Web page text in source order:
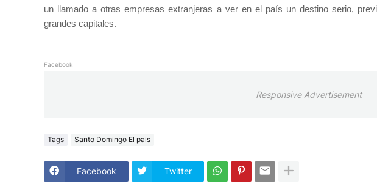
un llamado a otras empresas extranjeras a ver en el país un destino serio,
grandes capitales.
Facebook
Responsive Advertisement
Tags Santo Domingo El pais
Facebook Twitter